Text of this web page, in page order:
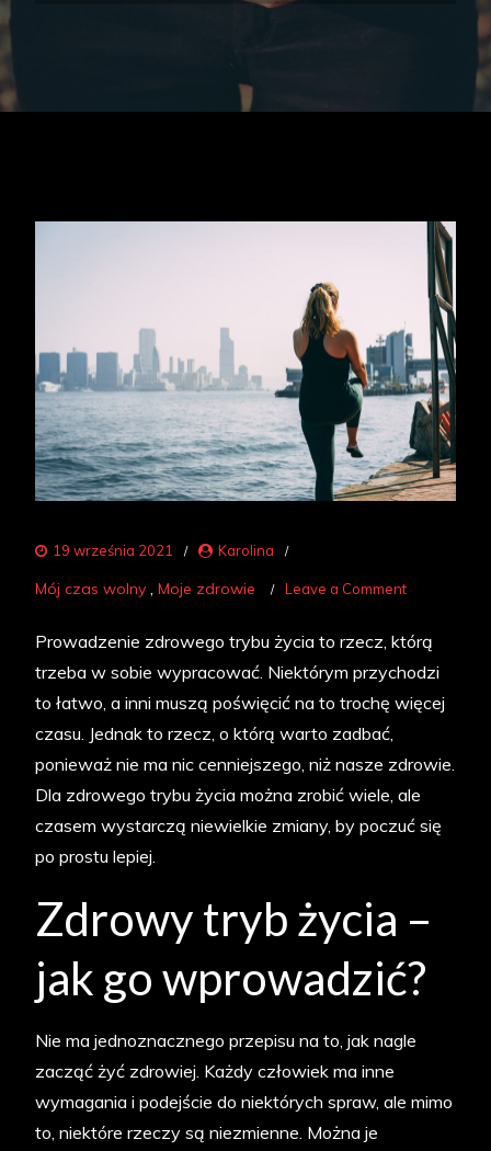
19 września 2021 Karolina
Mój czas wolny Moje zdrowie Leave a Commenton
tryb
życia
–
sport
i
wypoczynek
Prowadzenie zdrowego trybu życia to rzecz, którą
trzeba w sobie wypracować. Niektórym przychodzi
to łatwo, a inni muszą poświęcić na to trochę więcej
czasu. Jednak to rzecz, o którą warto zadbać,
ponieważ nie ma nic cenniejszego, niż nasze zdrowie.
Dla zdrowego trybu życia można zrobić wiele, ale
czasem wystarczą niewielkie zmiany, by poczuć się
po prostu lepiej.
Zdrowy tryb życia –
jak go wprowadzić?
Nie ma jednoznacznego przepisu na to, jak nagle
zacząć żyć zdrowiej. Każdy człowiek ma inne
wymagania i podejście do niektórych spraw, ale mimo
to, niektóre rzeczy są niezmienne. Można je